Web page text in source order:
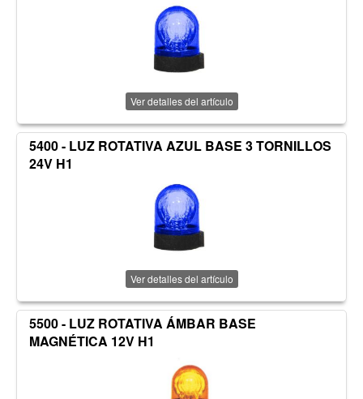
Ver detalles del artículo
5400 - LUZ ROTATIVA AZUL BASE 3 TORNILLOS
24V H1
Ver detalles del artículo
5500 - LUZ ROTATIVA ÁMBAR BASE
MAGNÉTICA 12V H1